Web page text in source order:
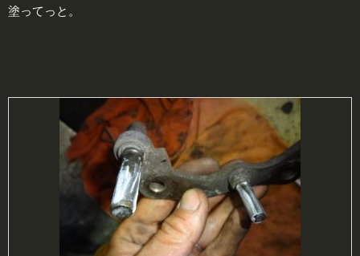
塗ってっと。